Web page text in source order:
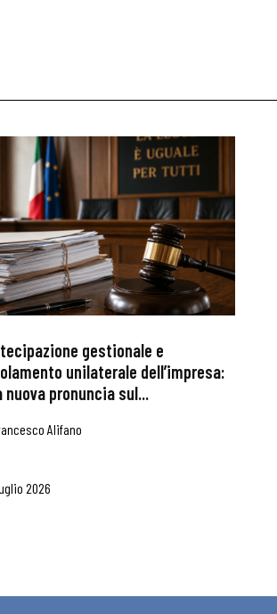
gestionale e
unilaterale dell’impresa:
nuova pronuncia sul...
Alifano
2026